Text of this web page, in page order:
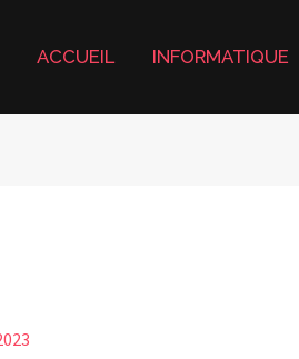
ACCUEIL INFORMATIQUE